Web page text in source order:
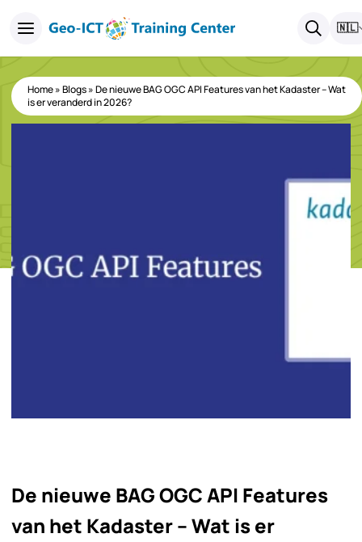
🇳🇱
Home»Blogs»De nieuwe BAG OGC API Features van het Kadaster – Wat
is er veranderd in 2026?
De nieuwe BAG OGC API Features
van het Kadaster – Wat is er